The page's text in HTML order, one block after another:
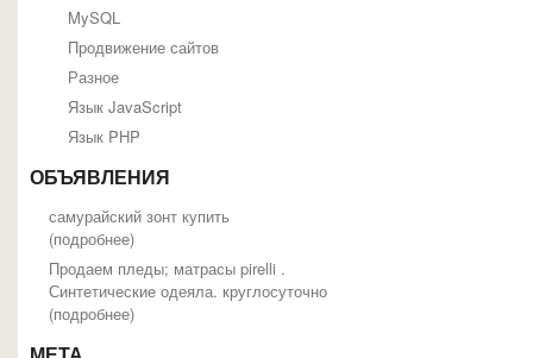
MySQL
Продвижение сайтов
Разное
Язык JavaScript
Язык PHP
ОБЪЯВЛЕНИЯ
самурайский зонт купить
(подробнее)
Продаем пледы; матрасы pirelli .
Синтетические одеяла. круглосуточно
(подробнее)